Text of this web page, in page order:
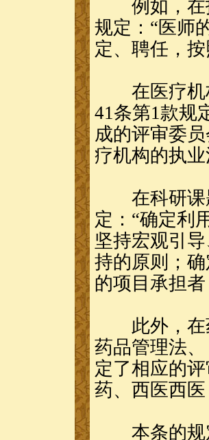
例如，在技
规定：“医师
定、聘任，
在医疗机构
41条第1款规
成的评审委
疗机构的执
在科研课题
定：“确定利
坚持宏观引
持的原则；
的项目承担
此外，在药
药品管理法
定了相应的
药、西医西
本条的规定